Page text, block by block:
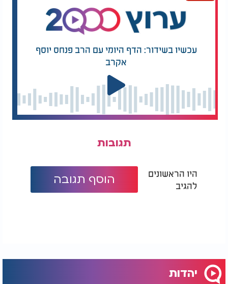
עכשיו בשידור: הדף היומי עם הרב פנחס יוסף
אקרב
תגובות
היו הראשונים
להגיב
הוסף תגובה
יהדות